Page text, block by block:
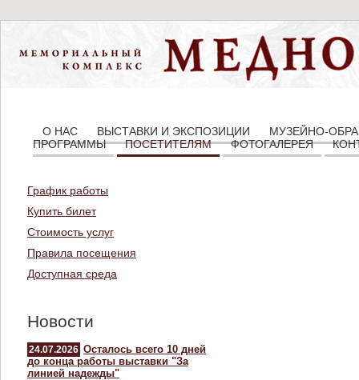
О НАС ВЫСТАВКИ И ЭКСПОЗИЦИИ
МУЗЕЙНО-
ПРОГРАММЫ
ПОСЕТИТЕЛЯМ ФОТОГАЛЕРЕЯ
График работы
Купить билет
Стоимость услуг
Правила посещения
Доступная среда
Новости
24.07.2026 Осталось всего 10 дней
до конца работы выставки "За
линией надежды"